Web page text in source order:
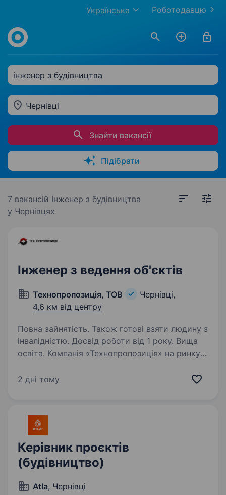
Роботодавцю
Українська
інженер з будівництва
Чернівці
Знайти вакансії
Підібрати
7 вакансій Інженер з будівництва
у Чернівцях
Інженер з ведення об'єктів
Технопропозиція, ТОВ
Чернівці,
4,6 км від центру
Повна зайнятість. Також готові взяти людину з
інвалідністю. Досвід роботи від 1 року. Вища
освіта. Компанія «Технопропозиція» на ринку
та затишок в оселях та офісах.
опалення, вентиляція, кондиціонування,…
2 дні тому
Керівник проєктів
(будівництво)
Atla, Чернівці